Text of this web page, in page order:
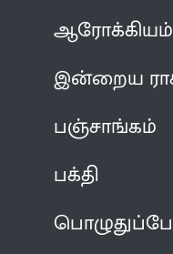
ஆரோக்கியம்
இன்றைய
பஞ்சாங்கம்
பக்தி